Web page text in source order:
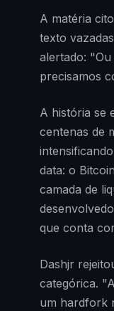
A matéria
texto
alertado:
precisamos
A história se
centenas de
data: o
camada de
que conta
Dashjr
categórica.
um hardfork